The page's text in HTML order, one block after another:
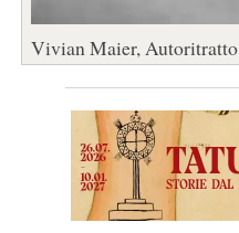
Vivian Maier, Autoritratto